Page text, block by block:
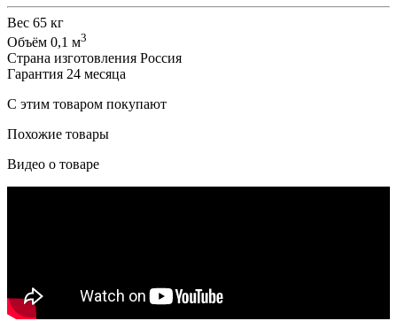
Вес 65 кг
Объём 0,1 м3
Страна изготовления Россия
Гарантия 24 месяца
С этим товаром покупают
Похожие товары
Видео о товаре